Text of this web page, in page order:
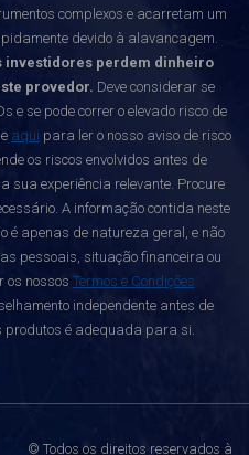
complexos e acarretam um
devido à alavancagem.
investidores perdem dinheiro
provedor. Deve considerar se
e se pode correr o elevado risco de
aqui para ler o nosso aviso de risco
os riscos envolvidos antes de
sua experiência relevante. Procure
A informação contida neste
é apenas de natureza geral, e não
pessoais, situação financeira ou
os nossos Termos e Condições
independente antes de
produtos é adequada para si.
© Todos os direitos reservados à